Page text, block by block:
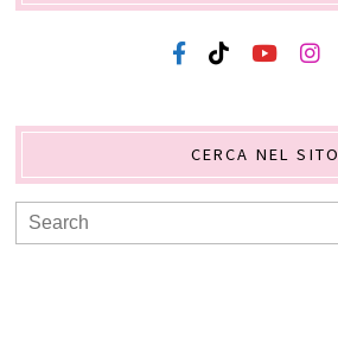
CERCA NEL SITO